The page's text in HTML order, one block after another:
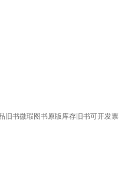
旧书微瑕图书原版库存旧书可开发票